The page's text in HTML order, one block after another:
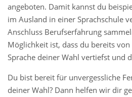
angeboten. Damit kannst du
im Ausland in einer Sprachschule
Anschluss Berufserfahrung
Möglichkeit ist, dass du bereits
Sprache deiner Wahl vertiefst und
Du bist bereit für unvergessliche
deiner Wahl? Dann helfen wir dir